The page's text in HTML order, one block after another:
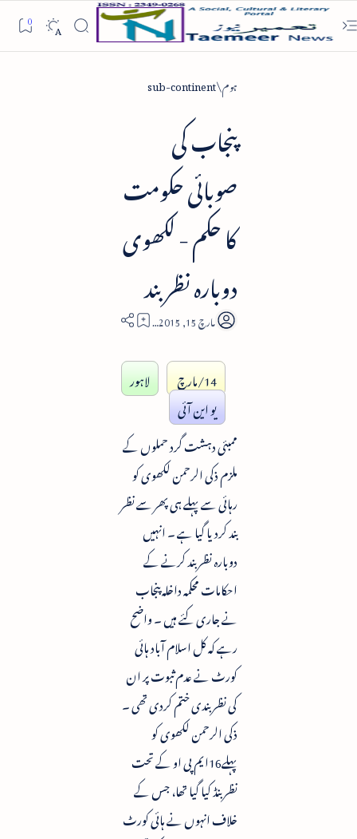
ہوم sub-continent
پنجاب کی
صوبائی حکومت
کا حکم - لکھوی
دوبارہ نظر بند
2
14/مارچ
لاہور
یو این آئی
ممبئی دہشت گرد حملوں کے
ملزم ذکی الرحمن لکھوی کو
رہائی سے پہلے ہی پھر سے نظر
بند کردیا گیا ہے ۔ انہیں
دوبارہ نظر بند کرنے کے
احکامات محکمہ داخلہ پنجاب
نے جاری کئے ہیں ۔ واضح
رہے کہ کل اسلام آباد ہائی
کورٹ نے عدم ثبوت پر ان
کی نظر بندی ختم کردی تھی ۔
ذکی الرحمن لکھوی کو
پہلے16ایم پی او کے تحت
نظر بنڈ کیا گیا تھا، جس کے
خلاف انہوں نے ہائی کورٹ